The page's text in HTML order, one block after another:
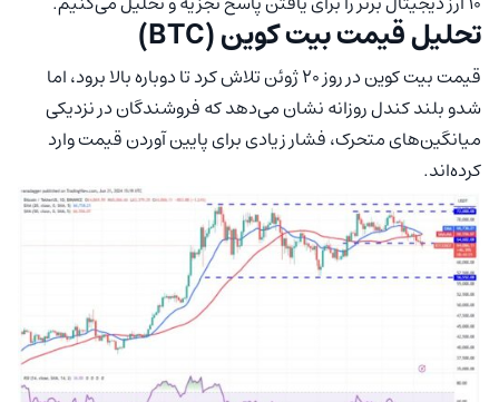
تحلیل قیمت بیت کوین (BTC)
قیمت بیت کوین در روز ۲۰ ژوئن تلاش کرد تا دوباره بالا برود، اما
شدو‌ بلند کندل روزانه نشان می‌دهد که فروشندگان در نزدیکی
میانگین‌های متحرک، فشار زیادی برای پایین آوردن قیمت وارد
کرده‌اند.